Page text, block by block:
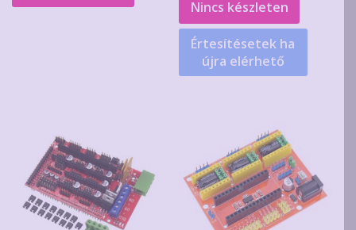
12.000Ft.8.750Ft.
Nincs készleten
Értesítésetek ha
újra elérhető